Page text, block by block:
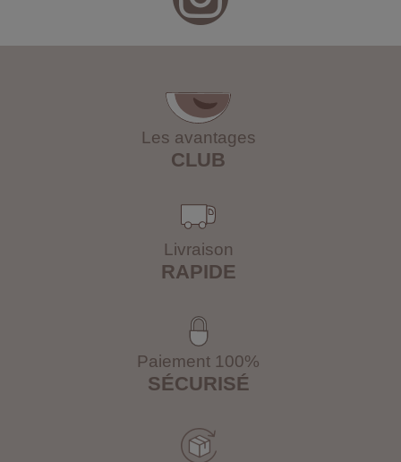
Les avantages
CLUB
Livraison
RAPIDE
Paiement 100%
SÉCURISÉ